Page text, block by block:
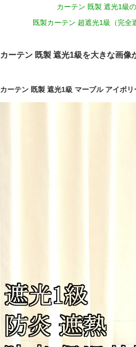
カーテン 既製 遮光1級
既製カーテン 超遮光1級（完全
カーテン 既製 遮光1級を大きな画像
カーテン 既製 遮光1級 マーブル アイボリ